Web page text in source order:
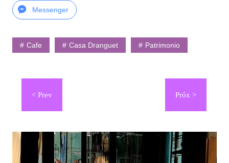
Messenger
Cafe Casa Dranguet Patrimonio
Navegación
entradas